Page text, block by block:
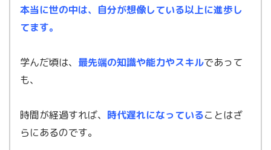
本当に世の中は、自分が想像している以上に進歩し
てます。
学んだ頃は、 最先端の知識や能力やスキルであって
も、
時間が経過すれば、 時代遅れになっていることはざ
らにあるのです。